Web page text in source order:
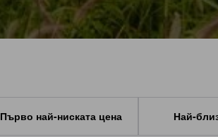
Първо най-ниската цена Най-